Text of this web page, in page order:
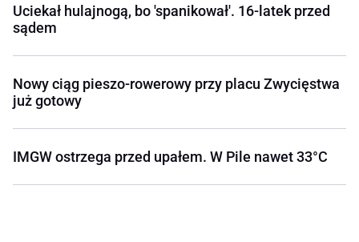
Uciekał hulajnogą, bo 'spanikował'. 16-latek przed
sądem
Nowy ciąg pieszo-rowerowy przy placu Zwycięstwa
już gotowy
IMGW ostrzega przed upałem. W Pile nawet 33°C